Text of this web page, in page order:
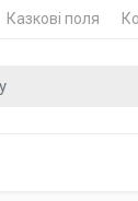
Казкові поля